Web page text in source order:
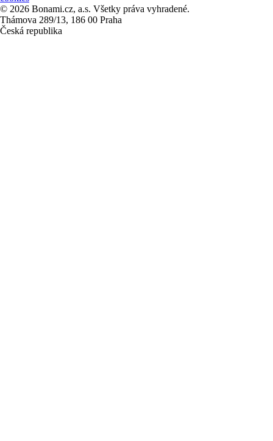
© 2026 Bonami.cz, a.s. Všetky práva vyhradené.
Thámova 289/13, 186 00 Praha
Česká republika